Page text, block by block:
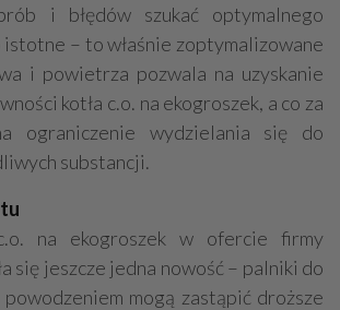
i błędów szukać optymalnego
– to właśnie zoptymalizowane
i powietrza pozwala na uzyskanie
kotła c.o. na ekogroszek, a co za
ograniczenie wydzielania się do
substancji.
na ekogroszek w ofercie firmy
się jeszcze jedna nowość – palniki do
mogą zastąpić droższe